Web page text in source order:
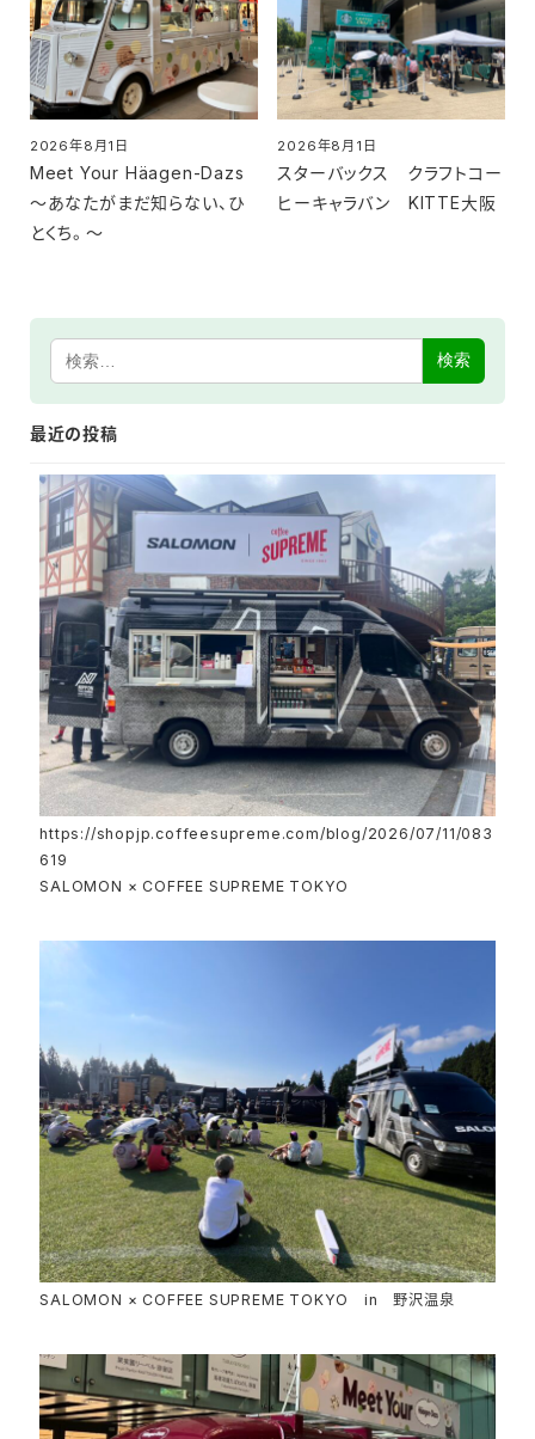
Meet Your Häagen-Dazs
～あなたがまだ知らない、ひ
とくち。～
投稿日
2026年8月1日
スターバックス クラフトコー
ヒーキャラバン KITTE大阪
投稿日
2026年8月1日
検索
最近の投稿
SALOMON × COFFEE SUPREME TOKYO
https://shopjp.coffeesupreme.com/blog/2026/07/11/083
619
SALOMON × COFFEE SUPREME TOKYO in 野沢温泉